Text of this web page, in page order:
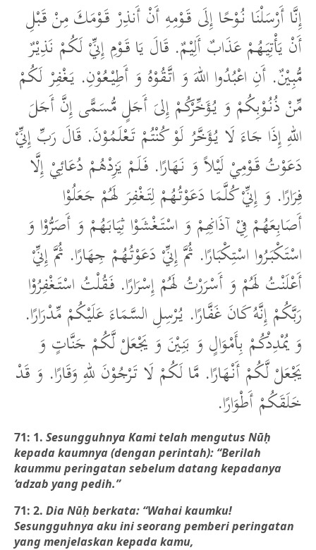
إِنَّا أَرْسَلْنَا نُوْحًا إِلَى قَوْمِهِ أَنْ أَنذِرْ قَوْمَكَ مِنْ قَبْلِ
أَنْ يَأْتِيَهُمْ عَذَابٌ أَلِيْمٌ. قَالَ يَا قَوْمِ إِنِّيْ لَكُمْ نَذِيْرٌ
مُّبِيْنٌ. أَنِ اعْبُدُوا اللهَ وَ اتَّقُوْهُ وَ أَطِيْعُوْنِ. يَغْفِرْ لَكُمْ
مِّنْ ذُنُوْبِكُمْ وَ يُؤَخِّرْكُمْ إِلىَ أَجَلٍ مُّسَمًّى إِنَّ أَجَلَ
اللهِ إِذَا جَاءَ لَا يُؤَخَّرُ لَوْ كُنْتُمْ تَعْلَمُوْنَ. قَالَ رَبِّ إِنِّيْ
دَعَوْتُ قَوْمِيْ لَيْلاً وَ نَهَارًا. فَلَمْ يَزِدْهُمْ دُعَائِيْ إِلَّا
فِرَارًا. وَ إِنِّيْ كُلَّمَا دَعَوْتُهُمْ لِتَغْفِرَ لَهُمْ جَعَلُوْا
أَصَابِعَهُمْ فِيْ آذَانِهِمْ وَ اسْتَغْشَوْا ثِيَابَهُمْ وَ أَصَرُّوْا وَ
اسْتَكْبَرُوا اسْتِكْبَارًا. ثُمَّ إِنِّيْ دَعَوْتُهُمْ جِهَارًا. ثُمَّ إِنِّيْ
أَعْلَنْتُ لَهُمْ وَ أَسْرَرْتُ لَهُمْ إِسْرَارًا. فَقُلْتُ اسْتَغْفِرُوْا
رَبَّكُمْ إِنَّهُ كَانَ غَفَّارًا. يُرْسِلِ السَّمَاءَ عَلَيْكُمْ مِّدْرَارًا.
وَ يُمْدِدْكُمْ بِأَمْوَالٍ وَ بَنِيْنَ وَ يَجْعَلْ لَّكُمْ جَنَّاتٍ وَ
يَجْعَلْ لَّكُمْ أَنْهَارًا. مَّا لَكُمْ لَا تَرْجُوْنَ للهِ وَقَارًا. وَ قَدْ
خَلَقَكُمْ أَطْوَارًا.
71: 1. Sesungguhnya Kami telah mengutus Nūḥ
kepada kaumnya (dengan perintah): “Berilah
kaummu peringatan sebelum datang kepadanya
‘adzab yang pedih.”
71: 2. Dia Nūḥ berkata: “Wahai kaumku!
Sesungguhnya aku ini seorang pemberi peringatan
yang menjelaskan kepada kamu,